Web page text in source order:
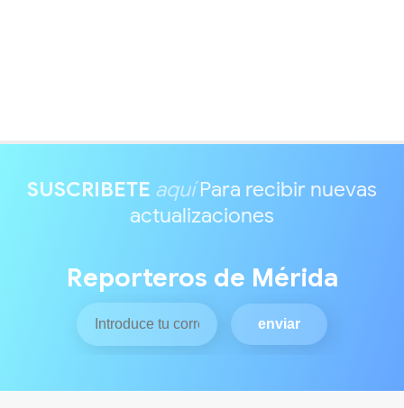
SUSCRIBETE aquíPara recibir nuevas
actualizaciones
Reporteros de Mérida